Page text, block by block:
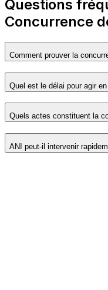
Questions
Concurrence
Comment prouver la
Quel est le délai pour agir
Quels actes constituent la
ANI peut-il intervenir